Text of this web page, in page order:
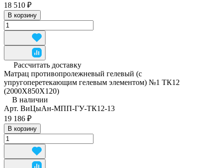
18 510 ₽
В корзину
Рассчитать доставку
Матрац противопролежневый гелевый (с
упругоперетекающим гелевым элементом) №1 ТК12
(2000Х850Х120)
В наличии
Арт. ВиЦыАн-МПП-ГУ-ТК12-13
19 186 ₽
В корзину